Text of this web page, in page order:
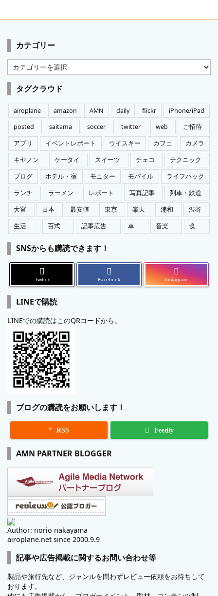
カテゴリー
カ
テ
ゴ
リ
ー
タグクラウド
airoplane amazon AMN daily flickr
iPhone/iPad
posted
saitama soccer twitter web
ご招待
アプリ
イベントレポート ウイスキー カフェ
カメラ
キヤノン
ケータイ スイーツ チェコ
テクニック
ブログ
ホテル・宿 モニター モバイル
ライフハック
ランチ
ラーメン レポート 写真記事
列車・鉄道
大宮
日本 最安値 東京 楽天 浦和
渋谷
生活
百式 記事広告 車 音楽 食
SNSからも購読できます！
Twitter Facebook Instagram
LINEで購読
LINEでの購読はこのQRコードから。
ブログの購読をお願いします！
 RSS Feedly
AMN PARTNER BLOGGER
Author: norio nakayama
airoplane.net since 2000.9.9
記事や広告掲載に関するお問い合わせ等
製品や旅行先など、ジャンルを問わずレビュー依頼をお待ちして
おります。